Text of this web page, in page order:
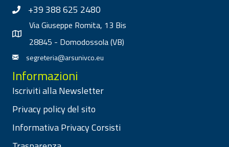
+39 388 625 2480
Via Giuseppe Romita, 13 Bis
28845 - Domodossola (VB)
segreteria@arsunivco.eu
Informazioni
Iscriviti alla Newsletter
Privacy policy del sito
Informativa Privacy Corsisti